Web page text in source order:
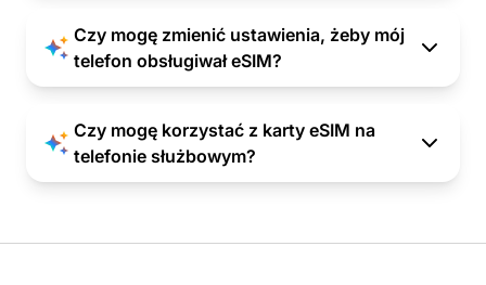
Czy mogę zmienić ustawienia, żeby mój
telefon obsługiwał eSIM?
Czy mogę korzystać z karty eSIM na
telefonie służbowym?